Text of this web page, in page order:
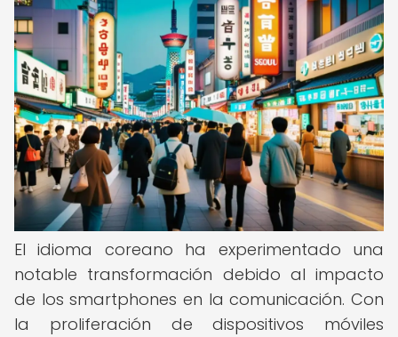
El idioma coreano ha experimentado una
notable transformación debido al impacto
de los smartphones en la comunicación. Con
la proliferación de dispositivos móviles